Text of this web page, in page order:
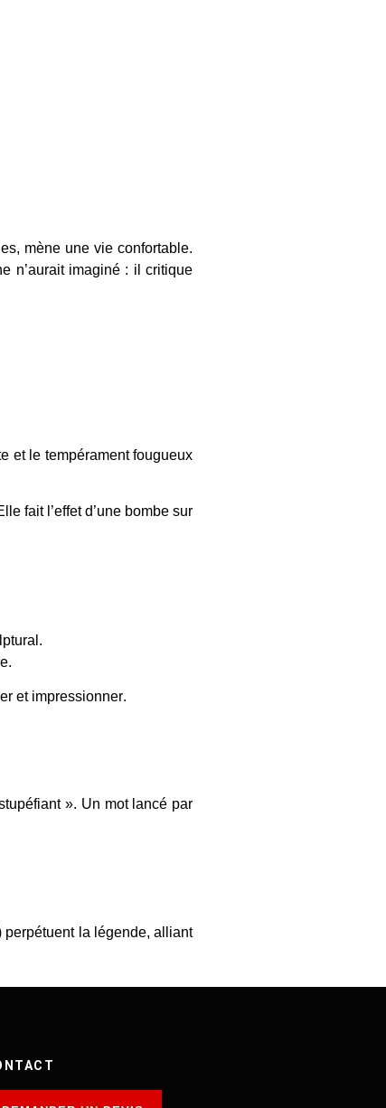
mène une vie confortable.
n’aurait imaginé : il critique
et le tempérament fougueux
fait l’effet d’une bombe sur
.
et impressionner.
». Un mot lancé par
perpétuent la légende, alliant